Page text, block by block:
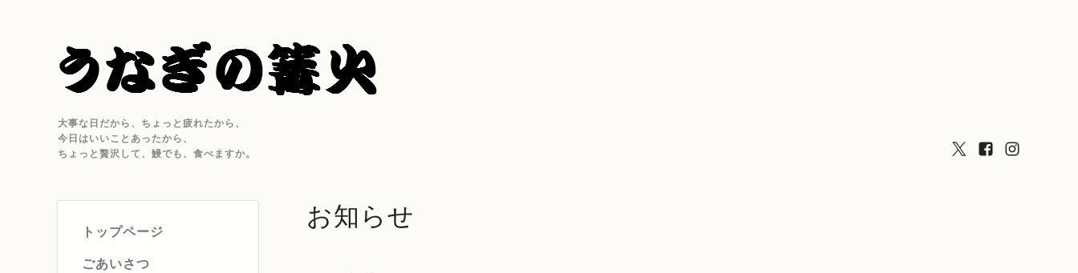
大事な日だから、ちょっと疲れたから、
今日はいいことあったから、
ちょっと贅沢して、鰻でも、食べますか。
トップページ
ごあいさつ
お知らせ